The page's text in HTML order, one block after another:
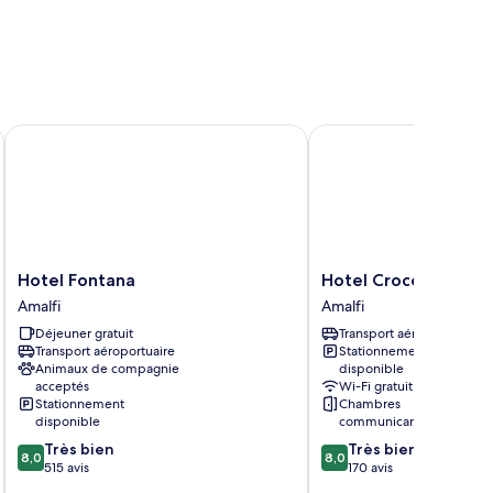
Hotel
Fontana
Amalfi
Hotel Fontana
Amalfi
Déjeuner gratuit
Transport aéroportuaire
Animaux de compagnie
acceptés
Stationnement
disponible
8.0
sur
8,0 Très bien
515 avis
Hotel Fontana
Hotel
Croce
di
Amalfi
Amalfi
Hotel Croce di
Amalfi
Transport aéroportuaire
Stationnement
disponible
Wi-Fi gratuit
Chambres
communicantes offertes
8.0
sur
8,0 Très bien
170 avis
Hotel Croce di Amalfi